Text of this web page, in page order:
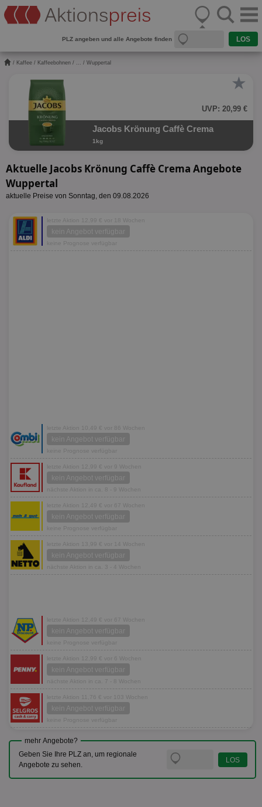
PLZ angeben und alle Angebote finden
/ Kaffee / Kaffeebohnen / ... / Wuppertal
★
UVP: 20,99 €
Jacobs Krönung Caffè Crema
1kg
Aktuelle Jacobs Krönung Caffè Crema Angebote
Wuppertal
aktuelle Preise von Sonntag, den 09.08.2026
letzte Aktion 12,99 € vor 18 Wochen
kein Angebot verfügbar
keine Prognose verfügbar
letzte Aktion 10,49 € vor 86 Wochen
kein Angebot verfügbar
keine Prognose verfügbar
letzte Aktion 12,99 € vor 9 Wochen
kein Angebot verfügbar
nächste Aktion in ca. 8 - 9 Wochen
letzte Aktion 12,49 € vor 67 Wochen
kein Angebot verfügbar
keine Prognose verfügbar
letzte Aktion 13,99 € vor 14 Wochen
kein Angebot verfügbar
nächste Aktion in ca. 3 - 4 Wochen
letzte Aktion 12,49 € vor 67 Wochen
kein Angebot verfügbar
keine Prognose verfügbar
letzte Aktion 12,99 € vor 6 Wochen
kein Angebot verfügbar
nächste Aktion in ca. 7 - 8 Wochen
letzte Aktion 11,76 € vor 103 Wochen
kein Angebot verfügbar
keine Prognose verfügbar
mehr Angebote?
Geben Sie Ihre PLZ an, um regionale
Angebote zu sehen.